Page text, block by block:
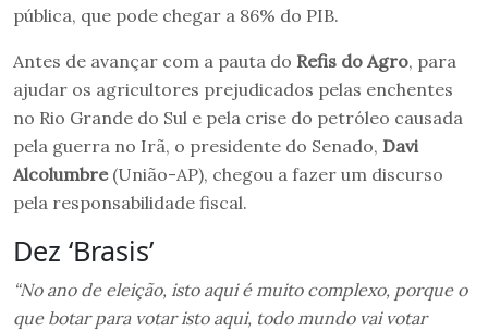
pública, que pode chegar a 86% do PIB.
Antes de avançar com a pauta do Refis do Agro, para
ajudar os agricultores prejudicados pelas enchentes
no Rio Grande do Sul e pela crise do petróleo causada
pela guerra no Irã, o presidente do Senado, Davi
Alcolumbre(União-AP), chegou a fazer um discurso
pela responsabilidade fiscal.
Dez ‘Brasis’
“No ano de eleição, isto aqui é muito complexo, porque o
que botar para votar isto aqui, todo mundo vai votar